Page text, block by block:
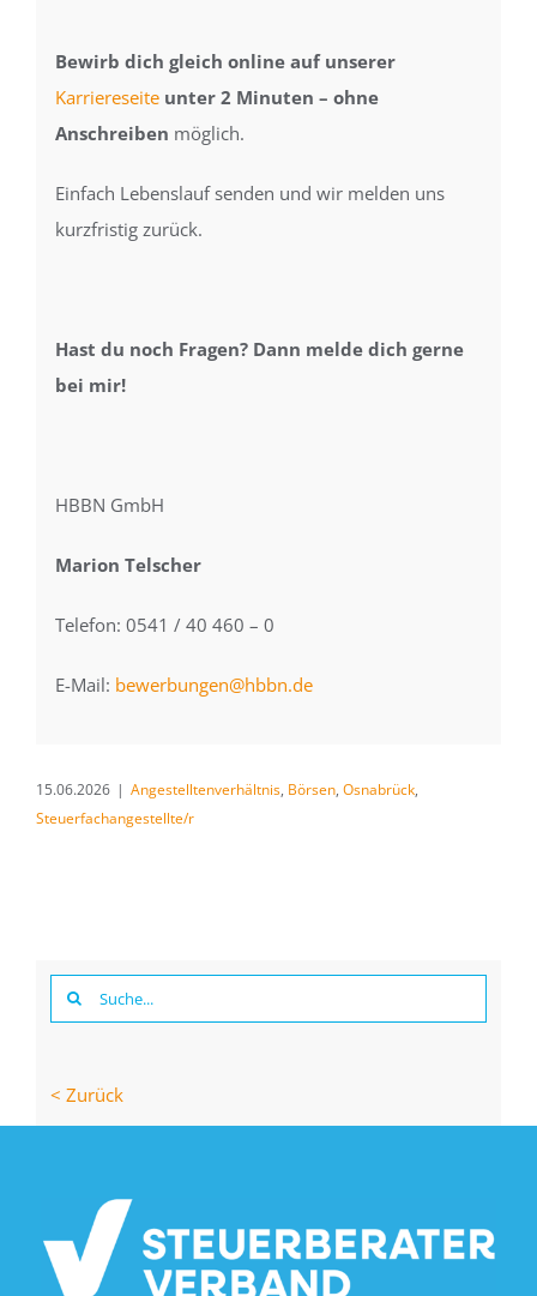
Bewirb dich gleich online auf unserer
Karriereseite unter 2 Minuten – ohne
Anschreiben möglich.
Einfach Lebenslauf senden und wir melden uns
kurzfristig zurück.
Hast du noch Fragen? Dann melde dich gerne
bei mir!
HBBN GmbH
Marion Telscher
Telefon: 0541 / 40 460 – 0
E-Mail: bewerbungen@hbbn.de
15.06.2026 | Angestelltenverhältnis, Börsen, Osnabrück,
Steuerfachangestellte/r
Suche
nach:
< Zurück